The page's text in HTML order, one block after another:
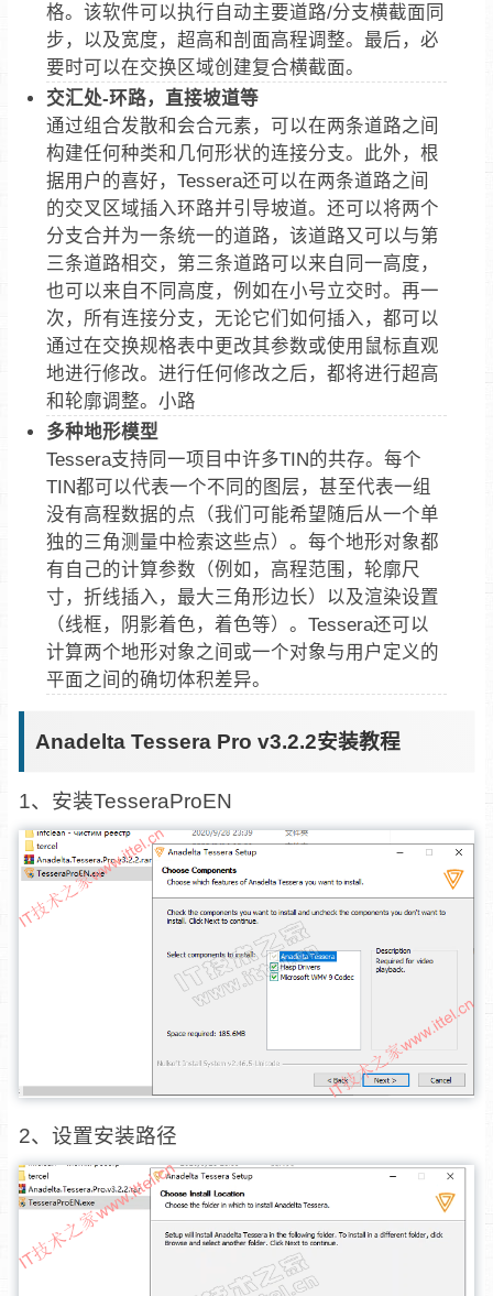
格。该软件可以执行自动主要道路/分支横截面同
步，以及宽度，超高和剖面高程调整。最后，必
要时可以在交换区域创建复合横截面。
交汇处-环路，直接坡道等
通过组合发散和会合元素，可以在两条道路之间
构建任何种类和几何形状的连接分支。此外，根
据用户的喜好，Tessera还可以在两条道路之间
的交叉区域插入环路并引导坡道。还可以将两个
分支合并为一条统一的道路，该道路又可以与第
三条道路相交，第三条道路可以来自同一高度，
也可以来自不同高度，例如在小号立交时。再一
次，所有连接分支，无论它们如何插入，都可以
通过在交换规格表中更改其参数或使用鼠标直观
地进行修改。进行任何修改之后，都将进行超高
和轮廓调整。小路
多种地形模型
Tessera支持同一项目中许多TIN的共存。每个
TIN都可以代表一个不同的图层，甚至代表一组
没有高程数据的点（我们可能希望随后从一个单
独的三角测量中检索这些点）。每个地形对象都
有自己的计算参数（例如，高程范围，轮廓尺
寸，折线插入，最大三角形边长）以及渲染设置
（线框，阴影着色，着色等）。Tessera还可以
计算两个地形对象之间或一个对象与用户定义的
平面之间的确切体积差异。
Anadelta Tessera Pro v3.2.2安装教程
1、安装TesseraProEN
2、设置安装路径